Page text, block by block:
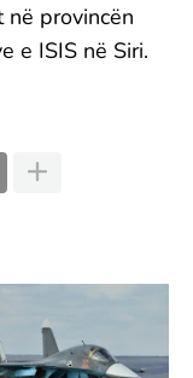
provincën
e ISIS në Siri.